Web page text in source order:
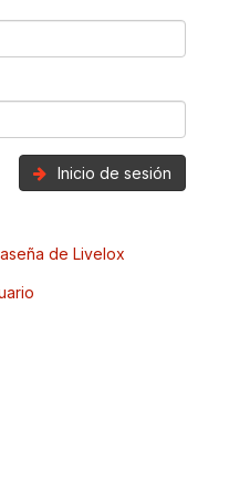
Inicio de sesión
de Livelox